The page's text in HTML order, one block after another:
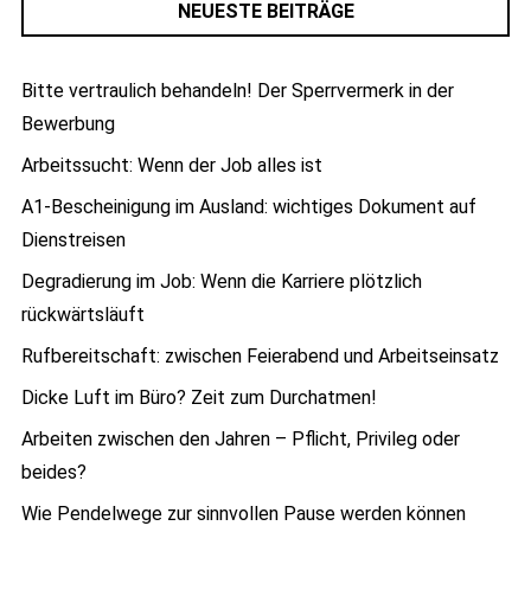
NEUESTE BEITRÄGE
Bitte vertraulich behandeln! Der Sperrvermerk in der
Bewerbung
Arbeitssucht: Wenn der Job alles ist
A1-Bescheinigung im Ausland: wichtiges Dokument auf
Dienstreisen
Degradierung im Job: Wenn die Karriere plötzlich
rückwärtsläuft
Rufbereitschaft: zwischen Feierabend und Arbeitseinsatz
Dicke Luft im Büro? Zeit zum Durchatmen!
Arbeiten zwischen den Jahren – Pflicht, Privileg oder
beides?
Wie Pendelwege zur sinnvollen Pause werden können